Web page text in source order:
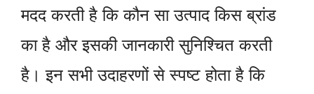
मदद करती है कि कौन सा उत्पाद किस ब्रांड
का है और इसकी जानकारी सुनिश्चित करती
है। इन सभी उदाहरणों से स्पष्ट होता है कि